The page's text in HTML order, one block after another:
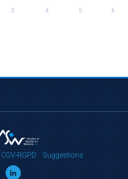
3 4 5 6
CGV-RGPD Suggestions